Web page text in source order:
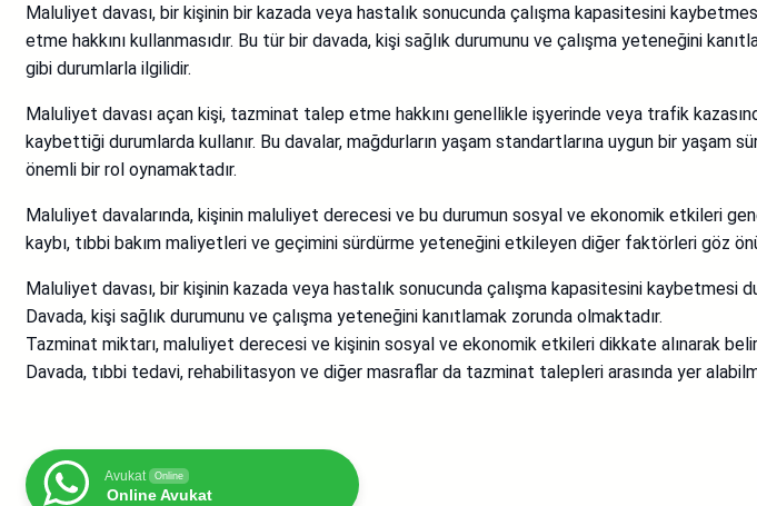
Maluliyet davası, bir kişinin bir kazada veya hastalık sonucunda çalışma kapasitesini
etme hakkını kullanmasıdır. Bu tür bir davada, kişi sağlık durumunu ve çalışma yeteneğini
gibi durumlarla ilgilidir.
Maluliyet davası açan kişi, tazminat talep etme hakkını genellikle işyerinde veya trafik
kaybettiği durumlarda kullanır. Bu davalar, mağdurların yaşam standartlarına uygun bir yaşam
önemli bir rol oynamaktadır.
Maluliyet davalarında, kişinin maluliyet derecesi ve bu durumun sosyal ve ekonomik etkileri
kaybı, tıbbi bakım maliyetleri ve geçimini sürdürme yeteneğini etkileyen diğer faktörleri göz
Maluliyet davası, bir kişinin kazada veya hastalık sonucunda çalışma kapasitesini kaybetmesi
Davada, kişi sağlık durumunu ve çalışma yeteneğini kanıtlamak zorunda olmaktadır.
Tazminat miktarı, maluliyet derecesi ve kişinin sosyal ve ekonomik etkileri dikkate alınarak
Davada, tıbbi tedavi, rehabilitasyon ve diğer masraflar da tazminat talepleri arasında yer
Avukat Online
Online Avukat